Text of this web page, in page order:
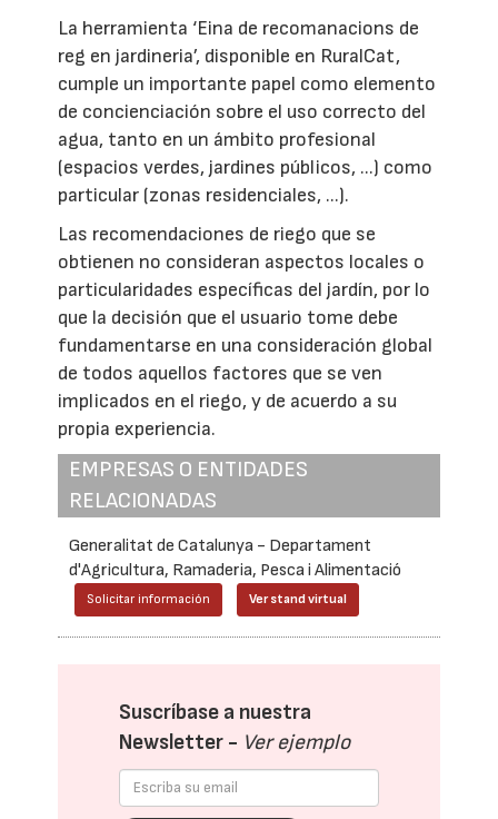
La herramienta ‘Eina de recomanacions de
reg en jardineria’, disponible en RuralCat,
cumple un importante papel como elemento
de concienciación sobre el uso correcto del
agua, tanto en un ámbito profesional
(espacios verdes, jardines públicos, ...) como
particular (zonas residenciales, ...).
Las recomendaciones de riego que se
obtienen no consideran aspectos locales o
particularidades específicas del jardín, por lo
que la decisión que el usuario tome debe
fundamentarse en una consideración global
de todos aquellos factores que se ven
implicados en el riego, y de acuerdo a su
propia experiencia.
EMPRESAS O ENTIDADES
RELACIONADAS
Generalitat de Catalunya - Departament
d'Agricultura, Ramaderia, Pesca i Alimentació
Solicitar información Ver stand virtual
Suscríbase a nuestra
Newsletter - Ver ejemplo